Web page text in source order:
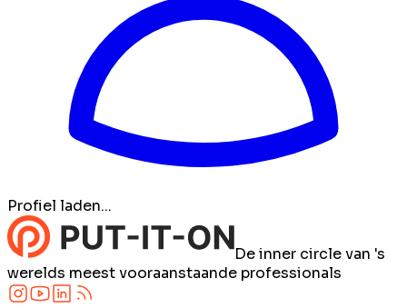
Profiel laden...
De inner circle van 's
werelds meest vooraanstaande professionals